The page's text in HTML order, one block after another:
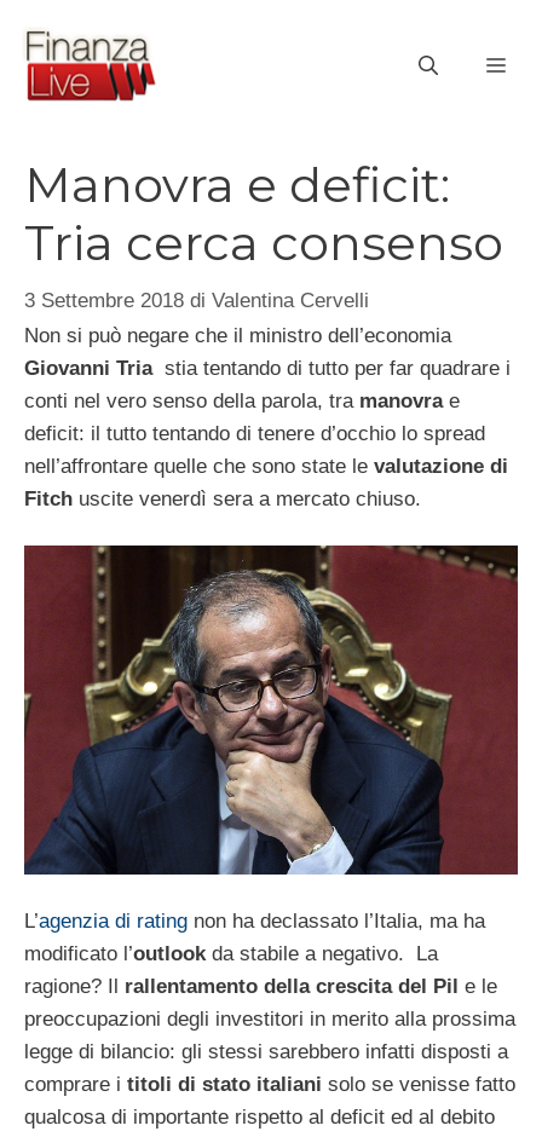
contenuto
Manovra e deficit:
Tria cerca consenso
3 Settembre 2018 di Valentina Cervelli
Non si può negare che il ministro dell’economia
Giovanni Tria stia tentando di tutto per far quadrare i
conti nel vero senso della parola, tra manovrae
deficit: il tutto tentando di tenere d’occhio lo spread
nell’affrontare quelle che sono state le valutazione di
Fitch uscite venerdì sera a mercato chiuso.
L’agenzia di rating non ha declassato l’Italia, ma ha
modificato l’outlookda stabile a negativo. La
ragione? Il rallentamento della crescita del Pil e le
preoccupazioni degli investitori in merito alla prossima
legge di bilancio: gli stessi sarebbero infatti disposti a
comprare i titoli di stato italiani solo se venisse fatto
qualcosa di importante rispetto al deficit ed al debito